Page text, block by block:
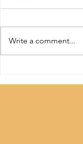
Write a comment...